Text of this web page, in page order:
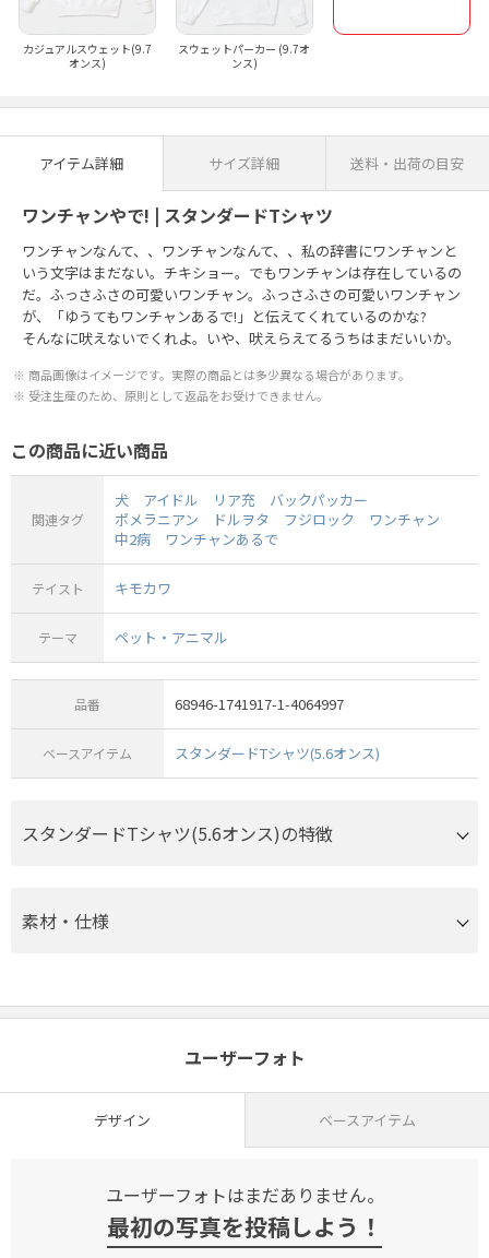
カジュアルスウェット(9.7
オンス)
スウェットパーカー (9.7オ
ンス)
アイテム詳細 サイズ詳細 送料・出荷の目安
ワンチャンやで! | スタンダードTシャツ
ワンチャンなんて、、ワンチャンなんて、、私の辞書にワンチャンと
いう文字はまだない。チキショー。でもワンチャンは存在しているの
だ。ふっさふさの可愛いワンチャン。ふっさふさの可愛いワンチャン
が、「ゆうてもワンチャンあるで!」と伝えてくれているのかな?
そんなに吠えないでくれよ。いや、吠えらえてるうちはまだいいか。
商品画像はイメージです。実際の商品とは多少異なる場合があります。
受注生産のため、原則として返品をお受けできません。
この商品に近い商品
関連タグ
犬 アイドル リア充
バックパッカー
ポメラニアン
ドルヲタ フジロック
ワンチャン
中2病
ワンチャンあるで
テイスト キモカワ
テーマ ペット・アニマル
品番 68946-1741917-1-4064997
ベースアイテム スタンダードTシャツ(5.6オンス)
スタンダードTシャツ(5.6オンス)の特徴
素材・仕様
ユーザーフォト
デザイン ベースアイテム
ユーザーフォトはまだありません。
最初の写真を投稿しよう！